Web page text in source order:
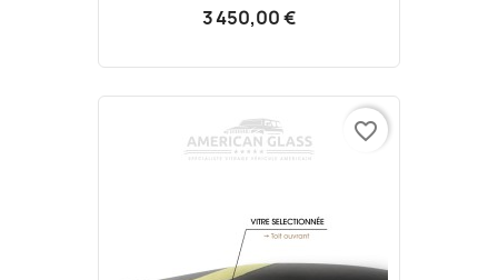
3 450,00 €
favorite_border